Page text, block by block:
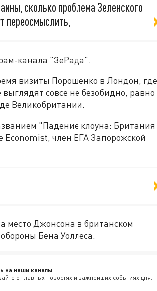
сколько проблема Зеленского
переосмыслить,
канала "ЗеРада".
визиты Порошенко в Лондон, где
совсе не безобидно, равно
Великобритании.
"Падение клоуна: Британия
Economist, член ВГА Запорожской
место Джонсона в британском
Бена Уоллеса.
на наши каналы
о главных новостях и важнейших событиях дня.